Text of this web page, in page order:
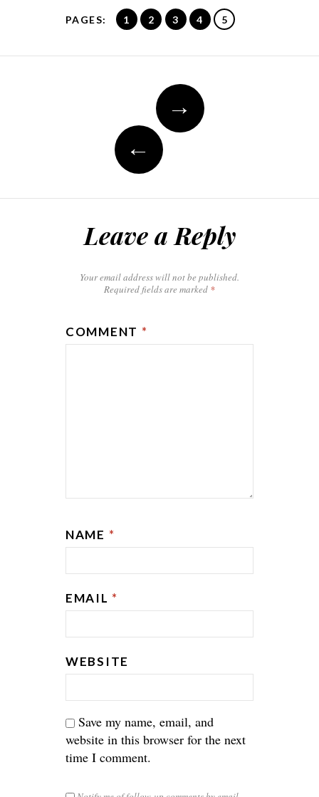
PAGES: 1 2 3 4 5
navigation
→
←
Leave a Reply
Your email address will not be published.
Required fields are marked *
COMMENT *
NAME *
EMAIL *
WEBSITE
Save my name, email, and
website in this browser for the next
time I comment.